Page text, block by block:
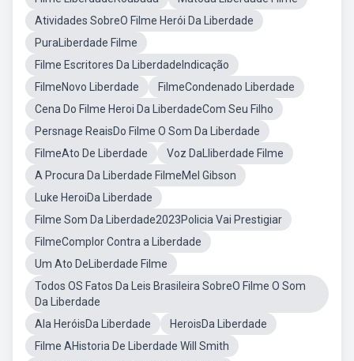
Atividades SobreO Filme Herói Da Liberdade
PuraLiberdade Filme
Filme Escritores Da LiberdadeIndicação
FilmeNovo Liberdade
FilmeCondenado Liberdade
Cena Do Filme Heroi Da LiberdadeCom Seu Filho
Persnage ReaisDo Filme O Som Da Liberdade
FilmeAto De Liberdade
Voz DaLliberdade Filme
A Procura Da Liberdade FilmeMel Gibson
Luke HeroiDa Liberdade
Filme Som Da Liberdade2023Policia Vai Prestigiar
FilmeComplor Contra a Liberdade
Um Ato DeLiberdade Filme
Todos OS Fatos Da Leis Brasileira SobreO Filme O Som
Da Liberdade
Ala HeróisDa Liberdade
HeroisDa Liberdade
Filme AHistoria De Liberdade Will Smith